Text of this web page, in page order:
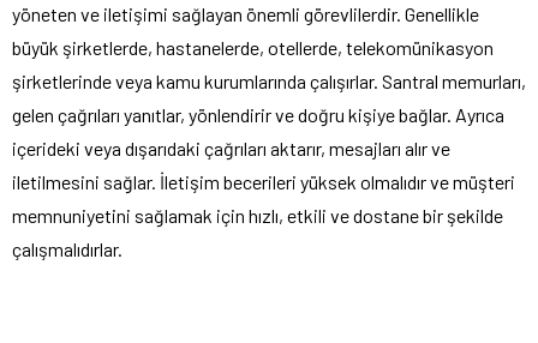
yöneten ve iletişimi sağlayan önemli görevlilerdir. Genellikle
büyük şirketlerde, hastanelerde, otellerde, telekomünikasyon
şirketlerinde veya kamu kurumlarında çalışırlar. Santral memurları,
gelen çağrıları yanıtlar, yönlendirir ve doğru kişiye bağlar. Ayrıca
içerideki veya dışarıdaki çağrıları aktarır, mesajları alır ve
iletilmesini sağlar. İletişim becerileri yüksek olmalıdır ve müşteri
memnuniyetini sağlamak için hızlı, etkili ve dostane bir şekilde
çalışmalıdırlar.